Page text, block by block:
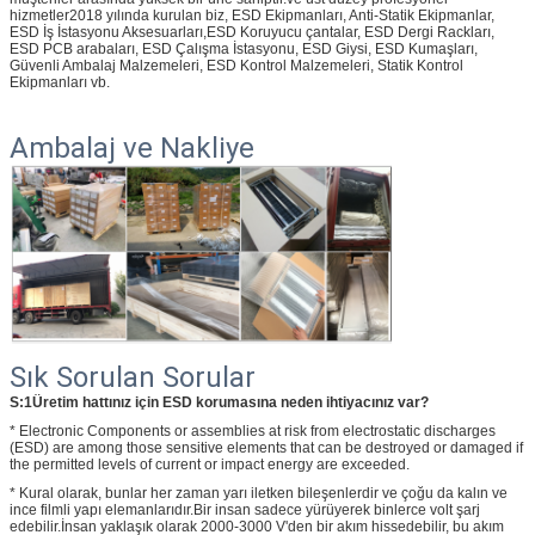
hizmetler2018 yılında kurulan biz, ESD Ekipmanları, Anti-Statik Ekipmanlar,
ESD İş İstasyonu Aksesuarları,ESD Koruyucu çantalar, ESD Dergi Rackları,
ESD PCB arabaları, ESD Çalışma İstasyonu, ESD Giysi, ESD Kumaşları,
Güvenli Ambalaj Malzemeleri, ESD Kontrol Malzemeleri, Statik Kontrol
Ekipmanları vb.
Ambalaj ve Nakliye
Sık Sorulan Sorular
S:1Üretim hattınız için ESD korumasına neden ihtiyacınız var?
* Electronic Components or assemblies at risk from electrostatic discharges
(ESD) are among those sensitive elements that can be destroyed or damaged if
the permitted levels of current or impact energy are exceeded.
* Kural olarak, bunlar her zaman yarı iletken bileşenlerdir ve çoğu da kalın ve
ince filmli yapı elemanlarıdır.Bir insan sadece yürüyerek binlerce volt şarj
edebilir.İnsan yaklaşık olarak 2000-3000 V'den bir akım hissedebilir, bu akım